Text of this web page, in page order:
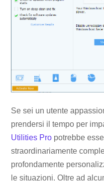
Se sei un utente
prendersi il tempo per
Utilities Pro potrebbe
straordinariamente
profondamente
le situazioni. Oltre ad